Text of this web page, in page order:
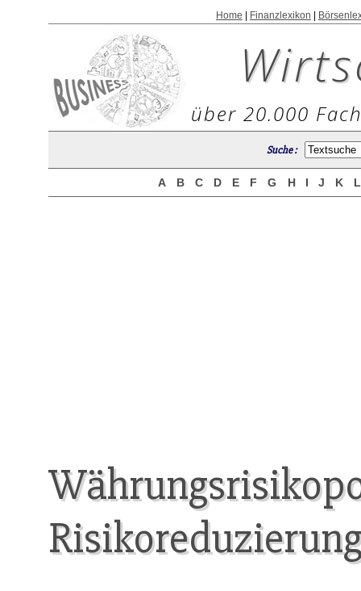
Home Finanzlexikon
über 20.000
Suche :
A B C D E F G H I J K